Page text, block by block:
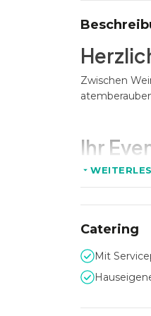
Zwischen
Ihr
Das seit
sich
Hochzeiten,
Das Hotel
Catering
Mit